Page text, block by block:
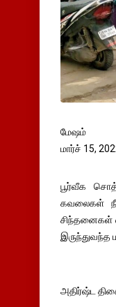
மேஷம்
மார்ச் 15,
பூர்வீக
கவலைகள்
சிந்தனைகள்
இருந்துவந்த
அதிர்ஷ்ட